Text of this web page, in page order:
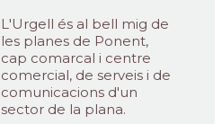
L'Urgell és al bell mig de
les planes de Ponent,
cap comarcal i centre
comercial, de serveis i de
comunicacions d'un
sector de la plana.